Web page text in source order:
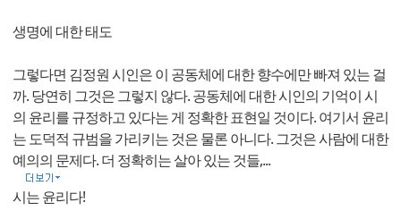
생명에 대한 태도
그렇다면 김정원 시인은 이 공동체에 대한 향수에만 빠져 있는 걸
까. 당연히 그것은 그렇지 않다. 공동체에 대한 시인의 기억이 시
의 윤리를 규정하고 있다는 게 정확한 표현일 것이다. 여기서 윤리
는 도덕적 규범을 가리키는 것은 물론 아니다. 그것은 사람에 대한
예의의 문제다. 더 정확히는 살아 있는 것들,...
시는 윤리다!